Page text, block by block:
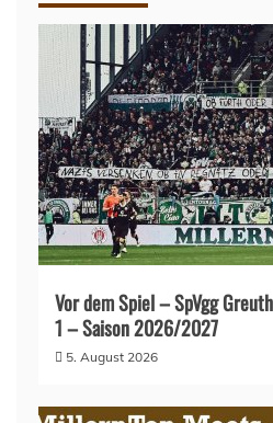
Vor dem Spiel – SpVgg
1 – Saison 2026/2027
5. August 2026